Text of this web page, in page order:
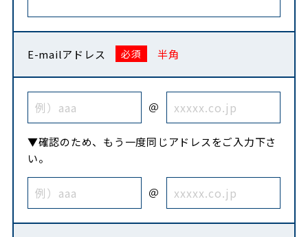
E-mailアドレス 半角
＠
▼確認のため、もう一度同じアドレスをご入力下さ
い。
＠